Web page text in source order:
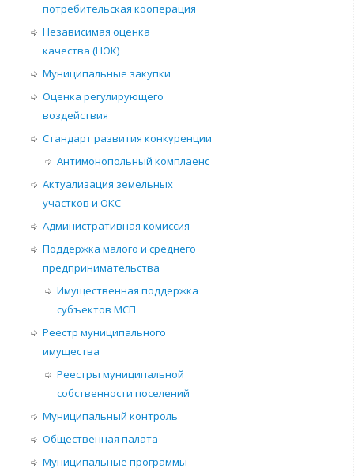
потребительская кооперация
Независимая оценка
качества (НОК)
Муниципальные закупки
Оценка регулирующего
воздействия
Стандарт развития конкуренции
Антимонопольный комплаенс
Актуализация земельных
участков и ОКС
Административная комиссия
Поддержка малого и среднего
предпринимательства
Имущественная поддержка
субъектов МСП
Реестр муниципального
имущества
Реестры муниципальной
собственности поселений
Муниципальный контроль
Общественная палата
Муниципальные программы